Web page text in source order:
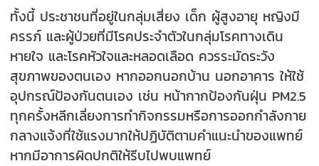
ทั้งนี้ ประชาชนที่อยู่ในกลุ่มเสี่ยง เด็ก ผู้สูงอายุ หญิงมี
ครรภ์ และผู้ป่วยที่มีโรคประจำตัวในกลุ่มโรคทางเดิน
หายใจ และโรคหัวใจและหลอดเลือด ควรระมัดระวัง
สุขภาพของตนเอง หากออกนอกบ้าน นอกอาคาร ให้ใช้
อุปกรณ์ป้องกันตนเอง เช่น หน้ากากป้องกันฝุ่น PM2.5
ทุกครั้งหลีกเลี่ยงการทำกิจกรรมหรือการออกกำลังกาย
กลางแจ้งที่ใช้แรงมากให้ปฏิบัติตามคำแนะนำของแพทย์
หากมีอาการผิดปกติให้รีบไปพบแพทย์